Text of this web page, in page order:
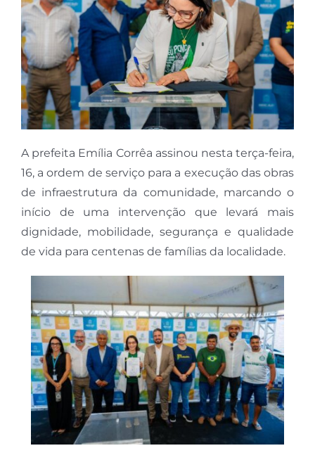
A prefeita Emília Corrêa assinou nesta terça-feira,
16, a ordem de serviço para a execução das obras
de infraestrutura da comunidade, marcando o
início de uma intervenção que levará mais
dignidade, mobilidade, segurança e qualidade
de vida para centenas de famílias da localidade.